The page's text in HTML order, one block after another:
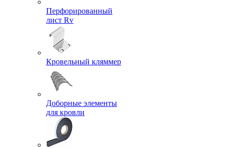
Перфорированный
лист Rv
Кровельный кляммер
Доборные элементы
для кровли